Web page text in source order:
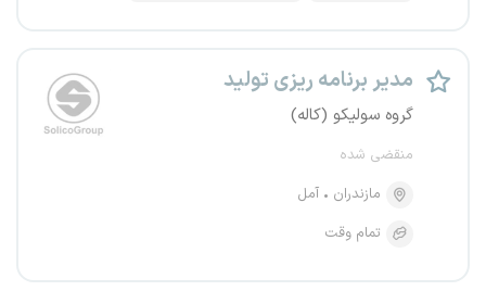
مدیر برنامه ریزی تولید
گروه سولیکو (کاله)
منقضی شده
مازندران
آمل
تمام وقت